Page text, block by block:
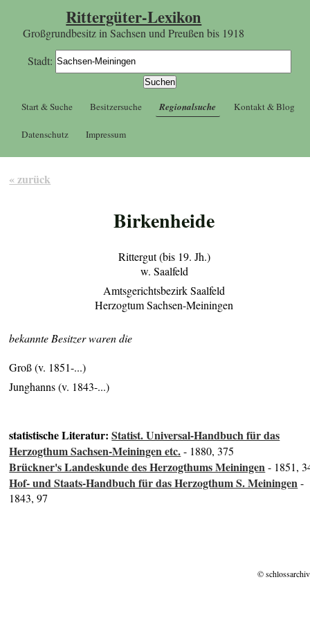
Rittergüter-Lexikon
Großgrundbesitz in Sachsen und Preußen bis 1918
Stadt:
Start & Suche Besitzersuche Regionalsuche Kontakt & Blog
Datenschutz Impressum
« zurück
Birkenheide
Rittergut (bis 19. Jh.)
w. Saalfeld
Amtsgerichtsbezirk Saalfeld
Herzogtum Sachsen-Meiningen
bekannte Besitzer waren die
Groß (v. 1851-...)
Junghanns (v. 1843-...)
statistische Literatur:Statist. Universal-Handbuch für das
Herzogthum Sachsen-Meiningen etc.- 1880, 375
Brückner's Landeskunde des Herzogthums Meiningen- 1851,
Hof- und Staats-Handbuch für das Herzogthum S. Meiningen-
1843, 97
©